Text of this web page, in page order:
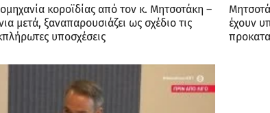
κοροϊδίας από τον κ. Μητσοτάκη –
μετά, ξαναπαρουσιάζει ως σχέδιο τις
υποσχέσεις
έχουν